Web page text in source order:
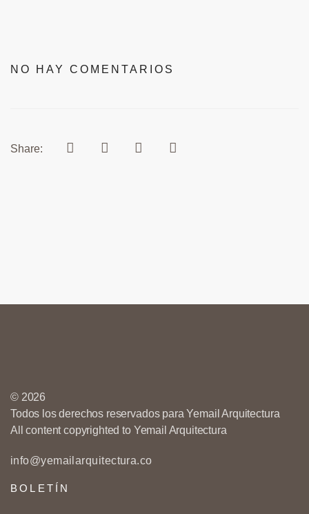
NO HAY COMENTARIOS
Share:
© 2026
Todos los derechos reservados para Yemail Arquitectura
All content copyrighted to Yemail Arquitectura
info@yemailarquitectura.co
BOLETÍN